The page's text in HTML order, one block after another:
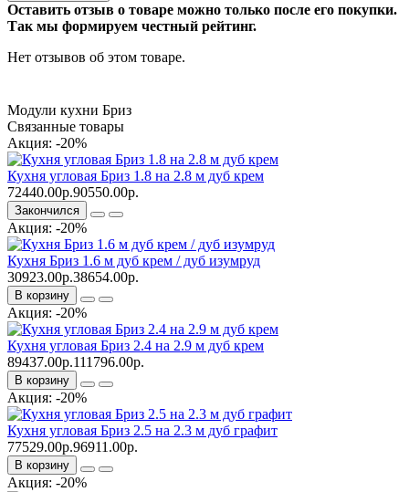
Оставить отзыв о товаре можно только после его покупки.
Так мы формируем честный рейтинг.
Нет отзывов об этом товаре.
Модули кухни Бриз
Связанные товары
Акция: -20%
Кухня угловая Бриз 1.8 на 2.8 м дуб крем
72440.00р.90550.00р.
Закончился
Акция: -20%
Кухня Бриз 1.6 м дуб крем / дуб изумруд
30923.00р.38654.00р.
В корзину
Акция: -20%
Кухня угловая Бриз 2.4 на 2.9 м дуб крем
89437.00р.111796.00р.
В корзину
Акция: -20%
Кухня угловая Бриз 2.5 на 2.3 м дуб графит
77529.00р.96911.00р.
В корзину
Акция: -20%